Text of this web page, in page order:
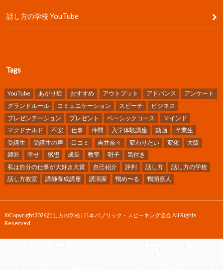
話し方の学校 YouTube
Tags
YouTube あがり症 おすすめ アウトプット アドバンス
アンケート
グランドルール
コミュニケーション スピーチ
ビジネス
プレゼンテーション
プレゼント ベーシックコース
マインド
マクドナルド
不安 仕事 仲間 入学体験講座 動画
卒業生
受講生
受講生の声 口コミ 吉井奈々 変わりたい 変化
大阪
師匠
幸せ 感想 成長 教室 明子
気付き
私は自分の仕事が大好き大賞
自己紹介 評判 話し方
話し方の学校
話し方教室
講師養成講座 講演家 鴨め〜る 鴨頭嘉人
©Copyright2026話し方の学校 | 日本パブリック・スピーキング協会.All Rights
Reserved.